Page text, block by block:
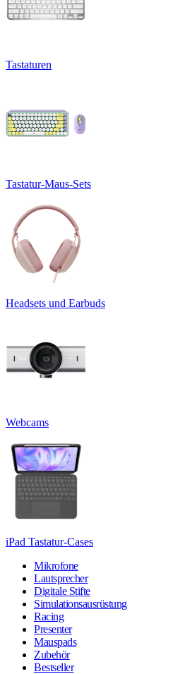
Tastaturen
Tastatur-Maus-Sets
Headsets und Earbuds
Webcams
iPad Tastatur-Cases
Mikrofone
Lautsprecher
Digitale Stifte
Simulationsausrüstung
Racing
Presenter
Mauspads
Zubehör
Bestseller